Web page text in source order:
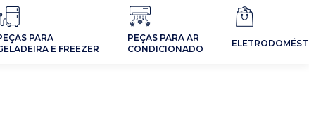
PARA
E FREEZER
PEÇAS PARA AR
CONDICIONADO